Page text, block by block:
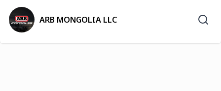
ARB MONGOLIA LLC